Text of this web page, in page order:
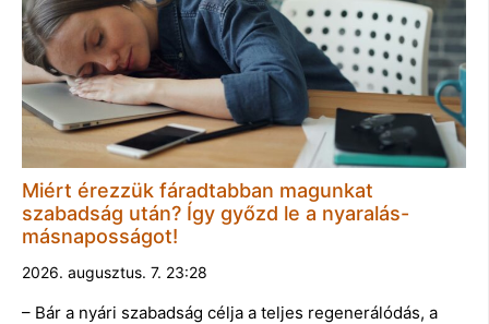
Miért érezzük fáradtabban magunkat
szabadság után? Így győzd le a nyaralás-
másnaposságot!
2026. augusztus. 7. 23:28
– Bár a nyári szabadság célja a teljes regenerálódás, a